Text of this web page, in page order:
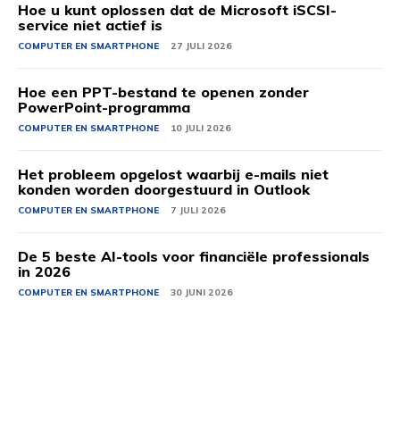
Hoe u kunt oplossen dat de Microsoft iSCSI-
service niet actief is
COMPUTER EN SMARTPHONE 27 JULI 2026
Hoe een PPT-bestand te openen zonder
PowerPoint-programma
COMPUTER EN SMARTPHONE 10 JULI 2026
Het probleem opgelost waarbij e-mails niet
konden worden doorgestuurd in Outlook
COMPUTER EN SMARTPHONE 7 JULI 2026
De 5 beste AI-tools voor financiële professionals
in 2026
COMPUTER EN SMARTPHONE 30 JUNI 2026